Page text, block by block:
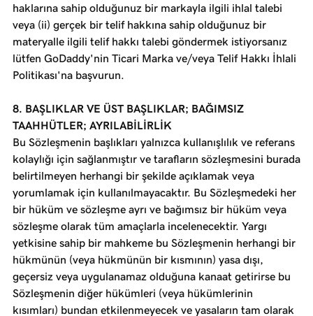
haklarına sahip olduğunuz bir markayla ilgili ihlal talebi
veya (ii) gerçek bir telif hakkına sahip olduğunuz bir
materyalle ilgili telif hakkı talebi göndermek istiyorsanız
lütfen GoDaddy'nin Ticari Marka ve/veya Telif Hakkı İhlali
Politikası'na başvurun.
8. BAŞLIKLAR VE ÜST BAŞLIKLAR; BAĞIMSIZ
TAAHHÜTLER; AYRILABİLİRLİK
Bu Sözleşmenin başlıkları yalnızca kullanışlılık ve referans
kolaylığı için sağlanmıştır ve tarafların sözleşmesini burada
belirtilmeyen herhangi bir şekilde açıklamak veya
yorumlamak için kullanılmayacaktır. Bu Sözleşmedeki her
bir hüküm ve sözleşme ayrı ve bağımsız bir hüküm veya
sözleşme olarak tüm amaçlarla incelenecektir. Yargı
yetkisine sahip bir mahkeme bu Sözleşmenin herhangi bir
hükmünün (veya hükmünün bir kısmının) yasa dışı,
geçersiz veya uygulanamaz olduğuna kanaat getirirse bu
Sözleşmenin diğer hükümleri (veya hükümlerinin
kısımları) bundan etkilenmeyecek ve yasaların tam olarak